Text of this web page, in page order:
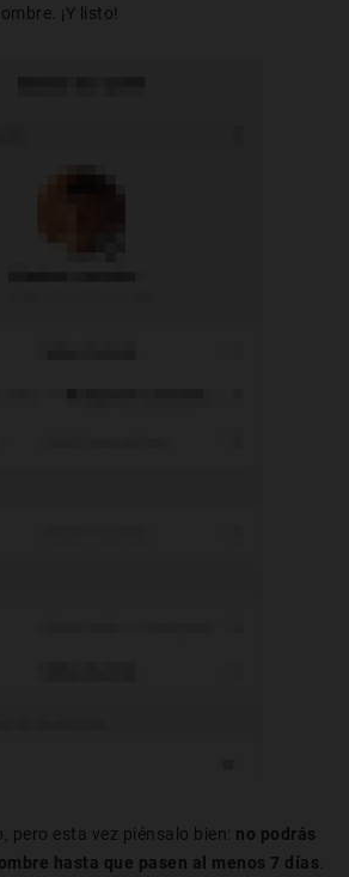
¡Y listo!
pero esta vez piénsalo bien: no podrás
hasta que pasen al menos 7 días.